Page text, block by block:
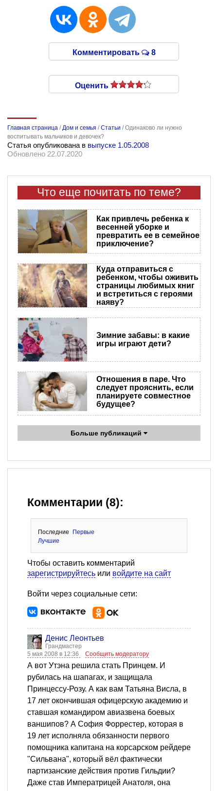
Комментировать 8
Оценить
Главная страница / Дом и семья /Статьи /Одинаково ли нужно
воспитывать мальчиков и девочек?
Статья опубликована в выпуске 1.05.2008
Обновлено 22.07.2020
Что еще почитать по теме?
Как привлечь ребенка к
весенней уборке и
превратить ее в семейное
приключение?
Куда отправиться с
ребенком, чтобы оживить
страницы любимых книг
и встретиться с героями
наяву?
Зимние забавы: в какие
игры играют дети?
Отношения в паре. Что
следует прояснить, если
планируете совместное
будущее?
Больше публикаций
Комментарии (8):
Последние
Первые
Лучшие
Чтобы оставить комментарий
зарегистрируйтесь или войдите на сайт
Войти через социальные сети:
Денис Леонтьев
Грандмастер
5 мая 2008 в 12:36
Сообщить модератору
А вот Утэна решила стать Принцем. И
рубилась на шапагах, и защищала
Принцессу-Розу. А как вам Татьяна Висла, в
17 лет окончившая офицерскую академию и
ставшая командиром авиазвена боевых
ваншипов? А София Форрестер, которая в
19 лет исполняла обязанности первого
помощника капитана на корсарском рейдере
"Сильвана", который вёл фактически
партизанские действия против Гильдии?
Даже став Императрицей Анатоля, она